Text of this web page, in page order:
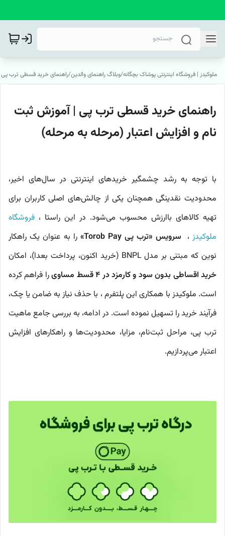
ملوکیدز | فروشگاه اینترنتی پوشاک بچگانه/وبلاگ راهنمای والدین/راهنمای خرید قسطی ترب پی
راهنمای خرید قسطی ترب پی | آموزش ثبت
نام و افزایش اعتبار (مرحله به مرحله)
با توجه به رشد چشمگیر خریدهای اینترنتی در سال‌های اخیر،
محدودیت نقدینگی همچنان یکی از چالش‌های اصلی کاربران برای
تهیه کالاهای باارزش محسوب می‌شود. در این راستا ، فروشگاه
ملوکیدز، سرویس «ترب پی Torob Pay»
را به عنوان یک راهکار
نوین که مبتنی بر مدل BNPL (خرید اکنون، پرداخت بعدا)، امکان
خرید اقساطی بدون سود و کارمزد در ۴ قسط مساوی
را فراهم کرده
است. ملوکیدز با همکاری این پلتفرم ، با حذف نیاز به ضامن یا چک،
فرآیند خرید را تسهیل نموده است. در ادامه، به بررسی جامع ماهیت
ترب پی، مراحل ثبت‌نام، مزایا، محدودیت‌ها و راهکارهای افزایش
اعتبار می‌پردازیم.